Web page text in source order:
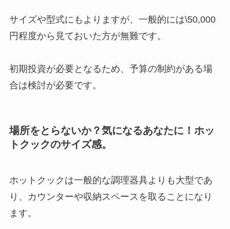
サイズや型式にもよりますが、一般的には\50,000
円程度から見ておいた方が無難です。
初期投資が必要となるため、予算の制約がある場
合は検討が必要です。
場所をとらないか？気になるあなたに！ホッ
トクックのサイズ感。
ホットクックは一般的な調理器具よりも大型であ
り、カウンターや収納スペースを取ることになり
ます。